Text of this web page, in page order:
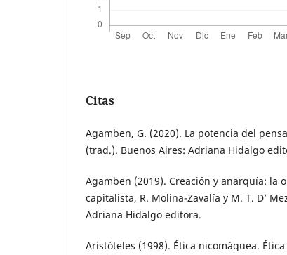
Citas
Agamben, G. (2020). La potencia del
(trad.). Buenos Aires: Adriana Hidalgo
Agamben (2019). Creación y anarquía: la
capitalista, R. Molina-Zavalía y M. T. D’
Adriana Hidalgo editora.
Aristóteles (1998). Ética nicomáquea.